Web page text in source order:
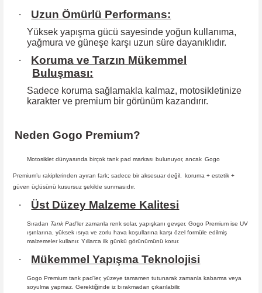
· Uzun Ömürlü Performans:
Yüksek yapışma gücü sayesinde yoğun kullanıma,
yağmura ve güneşe karşı uzun süre dayanıklıdır.
·
Koruma ve Tarzın Mükemmel
Buluşması:
Sadece koruma sağlamakla kalmaz, motosikletinize
karakter ve premium bir görünüm kazandırır.
Neden Gogo Premium?
Motosiklet dünyasında birçok tank pad markası bulunuyor, ancak Gogo
Premium’u rakiplerinden ayıran fark; sadece bir aksesuar değil,
koruma + estetik +
güven üçlüsünü kusursuz şekilde sunmasıdır.
· Üst Düzey Malzeme Kalitesi
Sıradan Tank Pad’ler zamanla renk solar, yapışkanı gevşer. Gogo Premium ise UV
ışınlarına, yüksek ısıya ve zorlu hava koşullarına karşı özel formüle edilmiş
malzemeler kullanır. Yıllarca ilk günkü görünümünü korur.
· Mükemmel Yapışma Teknolojisi
Gogo Premium tank pad’ler, yüzeye tamamen tutunarak zamanla kabarma veya
soyulma yapmaz. Gerektiğinde iz bırakmadan çıkarılabilir.